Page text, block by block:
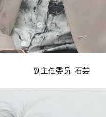
副主任委员 石芸